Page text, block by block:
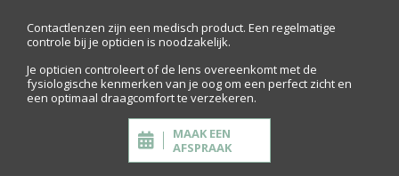
Contactlenzen zijn een medisch product. Een regelmatige
controle bij je opticien is noodzakelijk.
Je opticien controleert of de lens overeenkomt met de
fysiologische kenmerken van je oog om een perfect zicht en
een optimaal draagcomfort te verzekeren.
MAAK EEN
AFSPRAAK